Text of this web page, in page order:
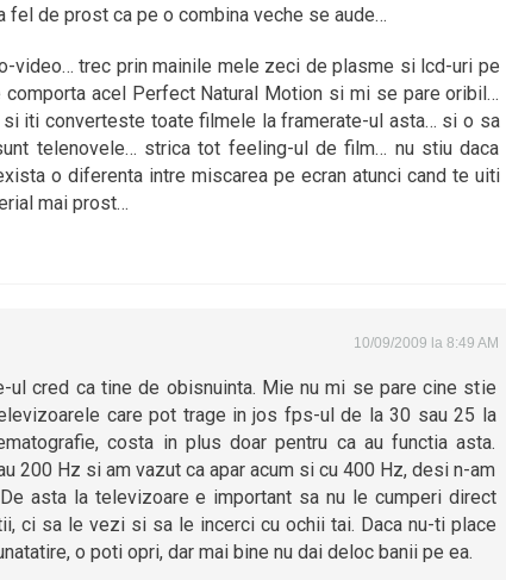
fel de prost ca pe o combina veche se aude…
video… trec prin mainile mele zeci de plasme si lcd-uri pe
comporta acel Perfect Natural Motion si mi se pare oribil…
iti converteste toate filmele la framerate-ul asta… si o sa
telenovele… strica tot feeling-ul de film… nu stiu daca
o diferenta intre miscarea pe ecran atunci cand te uiti
mai prost…
10/09/2009 la 8:49 AM
ul cred ca tine de obisnuinta. Mie nu mi se pare cine stie
care pot trage in jos fps-ul de la 30 sau 25 la
costa in plus doar pentru ca au functia asta.
200 Hz si am vazut ca apar acum si cu 400 Hz, desi n-am
asta la televizoare e important sa nu le cumperi direct
ci sa le vezi si sa le incerci cu ochii tai. Daca nu-ti place
o poti opri, dar mai bine nu dai deloc banii pe ea.